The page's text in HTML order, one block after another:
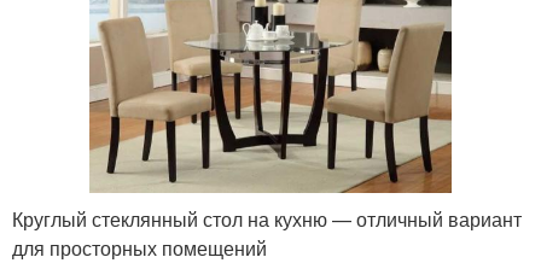
Круглый стеклянный стол на кухню — отличный вариант
для просторных помещений